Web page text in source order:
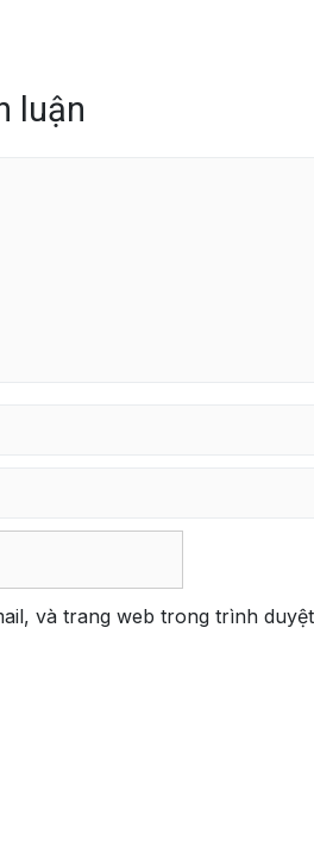
luận
và trang web trong trình